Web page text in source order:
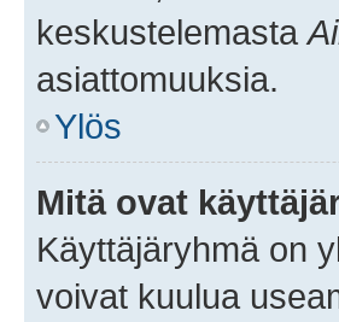
keskustelemasta
asiattomuuksia.
Ylös
Mitä ovat
Käyttäjäryhmä on
voivat kuulua